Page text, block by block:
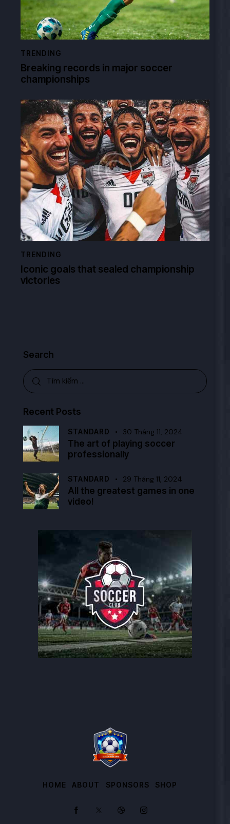
TRENDING
Breaking records in major soccer
championships
TRENDING
Iconic goals that sealed championship
victories
Search
Recent Posts
STANDARD 30 Tháng 11, 2024
The art of playing soccer
professionally
STANDARD 29 Tháng 11, 2024
All the greatest games in one
video!
HOME ABOUT SPONSORS SHOP